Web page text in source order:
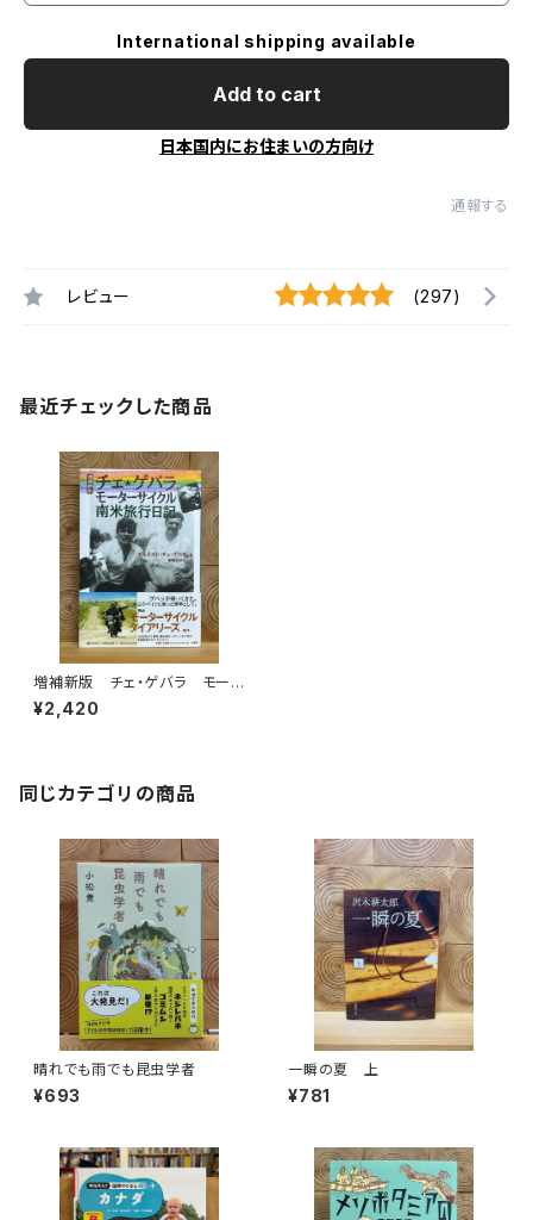
International shipping available
Add to cart
日本国内にお住まいの方向け
通報する
レビュー (297)
最近チェックした商品
増補新版 チェ・ゲバラ モータ
ーサイクル南米旅行日記
¥2,420
同じカテゴリの商品
晴れでも雨でも昆虫学者
¥693
一瞬の夏 上
¥781